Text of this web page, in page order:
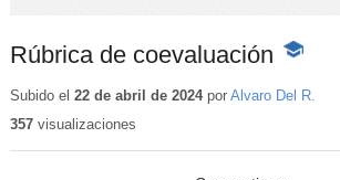
Rúbrica de coevaluación
-
educativo
Subido el 22 de abril de 2024por Alvaro Del R.
357visualizaciones